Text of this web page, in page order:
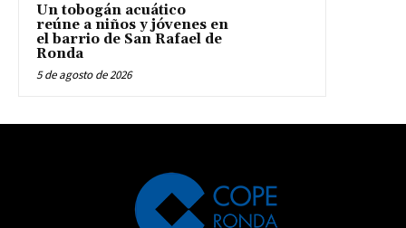
Un tobogán acuático
reúne a niños y jóvenes en
el barrio de San Rafael de
Ronda
5 de agosto de 2026